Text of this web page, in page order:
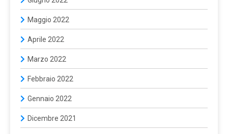
Maggio 2022
Aprile 2022
Marzo 2022
Febbraio 2022
Gennaio 2022
Dicembre 2021